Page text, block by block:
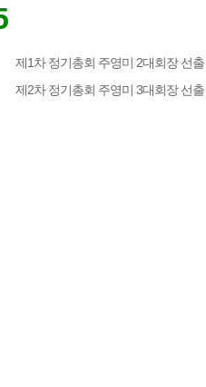
제1차 정기총회 주영미 2대회장 선출
제2차 정기총회 주영미 3대회장 선출